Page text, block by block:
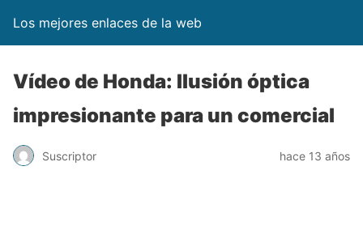
Los mejores enlaces de la web
Vídeo de Honda: Ilusión óptica
impresionante para un comercial
Suscriptor hace 13 años